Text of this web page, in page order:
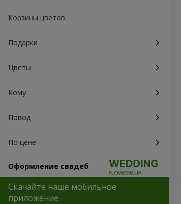
Корзины цветов
Подарки
Цветы
Кому
Повод
По цене
Оформление свадеб
Скачайте наше мобильное
приложение